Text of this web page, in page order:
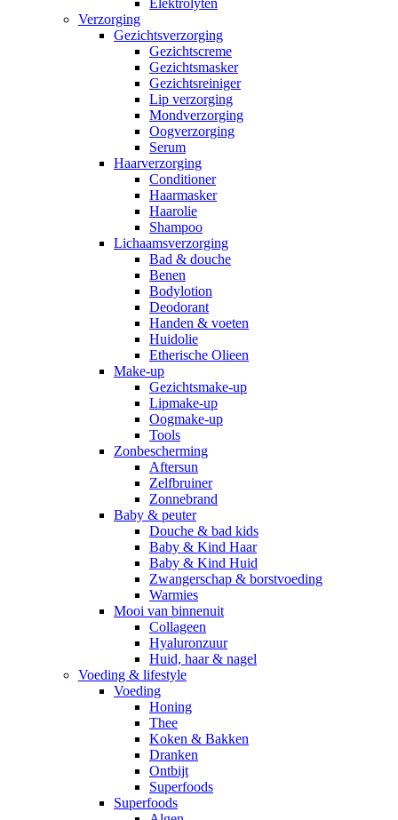
Elektrolyten
Verzorging
Gezichtsverzorging
Gezichtscreme
Gezichtsmasker
Gezichtsreiniger
Lip verzorging
Mondverzorging
Oogverzorging
Serum
Haarverzorging
Conditioner
Haarmasker
Haarolie
Shampoo
Lichaamsverzorging
Bad & douche
Benen
Bodylotion
Deodorant
Handen & voeten
Huidolie
Etherische Olieen
Make-up
Gezichtsmake-up
Lipmake-up
Oogmake-up
Tools
Zonbescherming
Aftersun
Zelfbruiner
Zonnebrand
Baby & peuter
Douche & bad kids
Baby & Kind Haar
Baby & Kind Huid
Zwangerschap & borstvoeding
Warmies
Mooi van binnenuit
Collageen
Hyaluronzuur
Huid, haar & nagel
Voeding & lifestyle
Voeding
Honing
Thee
Koken & Bakken
Dranken
Ontbijt
Superfoods
Superfoods